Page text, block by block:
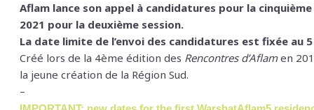
Aflam lance son appel à candidatures pour la
2021 pour la deuxième session.
La date limite de l’envoi des candidatures est fixée au
Créé lors de la 4ème édition des Rencontres d’Aflamen
la jeune création de la Région Sud.
–